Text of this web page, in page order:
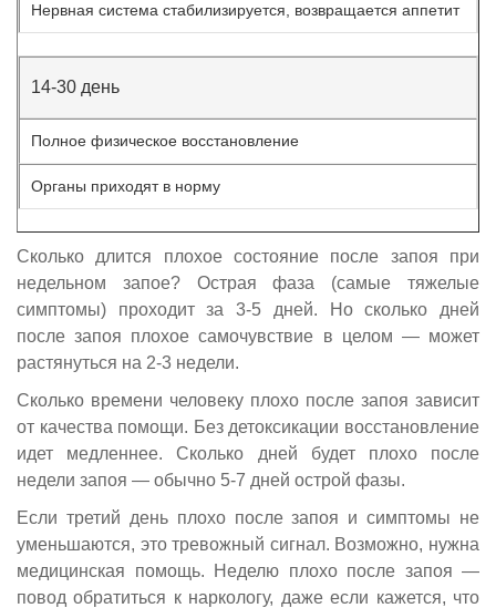
Нервная система стабилизируется, возвращается аппетит
14-30 день
Полное физическое восстановление
Органы приходят в норму
Сколько длится плохое состояние после запоя при
недельном запое? Острая фаза (самые тяжелые
симптомы) проходит за 3-5 дней. Но сколько дней
после запоя плохое самочувствие в целом — может
растянуться на 2-3 недели.
Сколько времени человеку плохо после запоя зависит
от качества помощи. Без детоксикации восстановление
идет медленнее. Сколько дней будет плохо после
недели запоя — обычно 5-7 дней острой фазы.
Если третий день плохо после запоя и симптомы не
уменьшаются, это тревожный сигнал. Возможно, нужна
медицинская помощь. Неделю плохо после запоя —
повод обратиться к наркологу, даже если кажется, что